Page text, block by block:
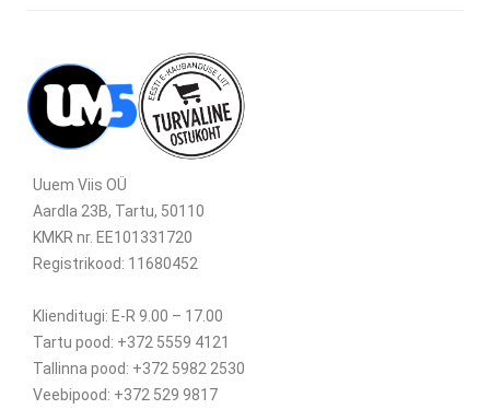
Uuem Viis OÜ
Aardla 23B, Tartu, 50110
KMKR nr. EE101331720
Registrikood: 11680452
Klienditugi: E-R 9.00 – 17.00
Tartu pood: +372 5559 4121
Tallinna pood: +372 5982 2530
Veebipood: +372 529 9817